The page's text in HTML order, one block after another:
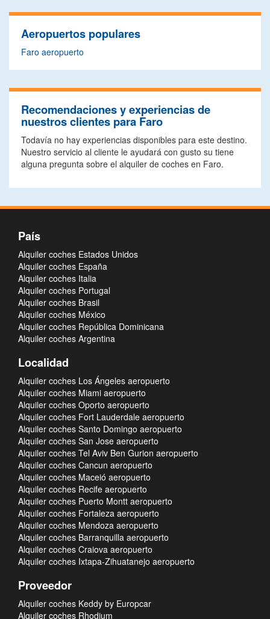
Aeropuertos populares
Faro aeropuerto
Recomendaciones y experiencias de
nuestros clientes para Faro
Todavía no hay experiencias disponibles para este destino.
Nuestro servicio al cliente le ayudará con gusto su tiene
alguna pregunta sobre el alquiler de coches en Faro.
País
Alquiler coches Estados Unidos
Alquiler coches España
Alquiler coches Italia
Alquiler coches Portugal
Alquiler coches Brasil
Alquiler coches México
Alquiler coches República Dominicana
Alquiler coches Argentina
Localidad
Alquiler coches Los Ángeles aeropuerto
Alquiler coches Miami aeropuerto
Alquiler coches Oporto aeropuerto
Alquiler coches Fort Lauderdale aeropuerto
Alquiler coches Santo Domingo aeropuerto
Alquiler coches San Jose aeropuerto
Alquiler coches Tel Aviv Ben Gurion aeropuerto
Alquiler coches Cancun aeropuerto
Alquiler coches Maceió aeropuerto
Alquiler coches Recife aeropuerto
Alquiler coches Puerto Montt aeropuerto
Alquiler coches Fortaleza aeropuerto
Alquiler coches Mendoza aeropuerto
Alquiler coches Barranquilla aeropuerto
Alquiler coches Craiova aeropuerto
Alquiler coches Ixtapa-Zihuatanejo aeropuerto
Proveedor
Alquiler coches Keddy by Europcar
Alquiler coches Rhodium